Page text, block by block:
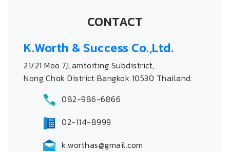
CONTACT
K.Worth & Success Co.,Ltd.
21/21 Moo.7,Lamtoiting Subdistrict,
Nong Chok District Bangkok 10530 Thailand.
082-986-6866
02-114-8999
k.worthas@gmail.com